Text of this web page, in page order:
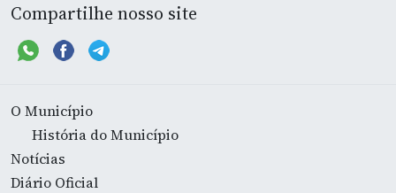
Compartilhe nosso site
O Município
História do Município
Notícias
Diário Oficial